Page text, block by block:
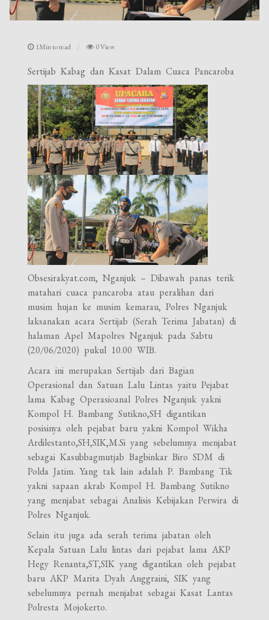
1Min to read 0 View
Sertijab Kabag dan Kasat Dalam Cuaca Pancaroba
Obsesirakyat.com, Nganjuk – Dibawah panas terik
matahari cuaca pancaroba atau peralihan dari
musim hujan ke musim kemarau, Polres Nganjuk
laksanakan acara Sertijab (Serah Terima Jabatan) di
halaman Apel Mapolres Nganjuk pada Sabtu
(20/06/2020) pukul 10.00 WIB.
Acara ini merupakan Sertijab dari Bagian
Operasional dan Satuan Lalu Lintas yaitu Pejabat
lama Kabag Operasioanal Polres Nganjuk yakni
Kompol H. Bambang Sutikno,SH digantikan
posisinya oleh pejabat baru yakni Kompol Wikha
Ardilestanto,SH,SIK,M.Si yang sebelumnya menjabat
sebagai Kasubbagmutjab Bagbinkar Biro SDM di
Polda Jatim. Yang tak lain adalah P. Bambang Tik
yakni sapaan akrab Kompol H. Bambang Sutikno
yang menjabat sebagai Analisis Kebijakan Perwira di
Polres Nganjuk.
Selain itu juga ada serah terima jabatan oleh
Kepala Satuan Lalu lintas dari pejabat lama AKP
Hegy Renanta,ST,SIK yang digantikan oleh pejabat
baru AKP Marita Dyah Anggraini, SIK yang
sebelumnya pernah menjabat sebagai Kasat Lantas
Polresta Mojokerto.